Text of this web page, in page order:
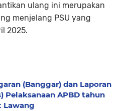
ulang ini merupakan
menjelang PSU yang
2025.
(Banggar) dan Laporan
Pelaksanaan APBD tahun
Lawang